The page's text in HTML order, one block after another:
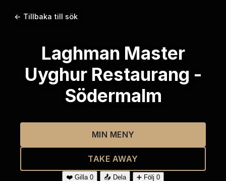
← Tillbaka till sök
Laghman Master
Uyghur Restaurang -
Södermalm
MIN MENY
TAKE AWAY
❤️ Gilla 0 📤 Dela ➕ Följ 0